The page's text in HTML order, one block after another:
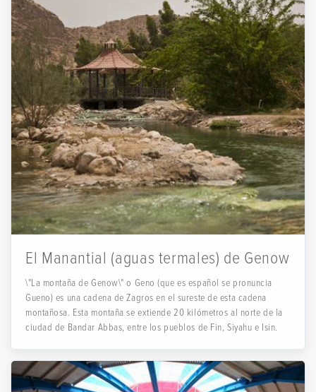
El Manantial (aguas termales) de Genow
\"La montaña de Genow\" o Geno (que es español se pronuncia
Gueno) es una cadena de Zagros en el sureste de esta cadena
montañosa. Esta montaña se extiende 20 kilómetros al norte de la
ciudad de Bandar Abbas, entre los pueblos de Fin, Siyahu e Isin.